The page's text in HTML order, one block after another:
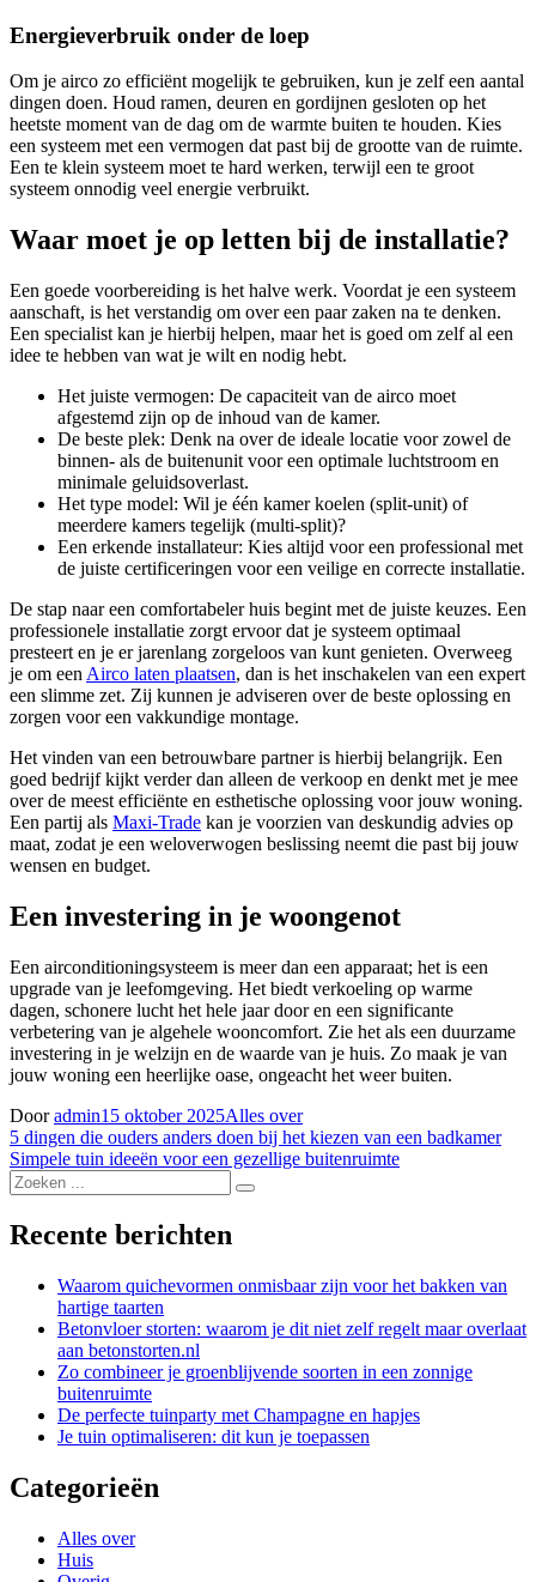
Energieverbruik onder de loep
Om je airco zo efficiënt mogelijk te gebruiken, kun je zelf een aantal
dingen doen. Houd ramen, deuren en gordijnen gesloten op het
heetste moment van de dag om de warmte buiten te houden. Kies
een systeem met een vermogen dat past bij de grootte van de ruimte.
Een te klein systeem moet te hard werken, terwijl een te groot
systeem onnodig veel energie verbruikt.
Waar moet je op letten bij de installatie?
Een goede voorbereiding is het halve werk. Voordat je een systeem
aanschaft, is het verstandig om over een paar zaken na te denken.
Een specialist kan je hierbij helpen, maar het is goed om zelf al een
idee te hebben van wat je wilt en nodig hebt.
Het juiste vermogen: De capaciteit van de airco moet
afgestemd zijn op de inhoud van de kamer.
De beste plek: Denk na over de ideale locatie voor zowel de
binnen- als de buitenunit voor een optimale luchtstroom en
minimale geluidsoverlast.
Het type model: Wil je één kamer koelen (split-unit) of
meerdere kamers tegelijk (multi-split)?
Een erkende installateur: Kies altijd voor een professional met
de juiste certificeringen voor een veilige en correcte installatie.
De stap naar een comfortabeler huis begint met de juiste keuzes. Een
professionele installatie zorgt ervoor dat je systeem optimaal
presteert en je er jarenlang zorgeloos van kunt genieten. Overweeg
je om een Airco laten plaatsen, dan is het inschakelen van een expert
een slimme zet. Zij kunnen je adviseren over de beste oplossing en
zorgen voor een vakkundige montage.
Het vinden van een betrouwbare partner is hierbij belangrijk. Een
goed bedrijf kijkt verder dan alleen de verkoop en denkt met je mee
over de meest efficiënte en esthetische oplossing voor jouw woning.
Een partij als Maxi-Trade kan je voorzien van deskundig advies op
maat, zodat je een weloverwogen beslissing neemt die past bij jouw
wensen en budget.
Een investering in je woongenot
Een airconditioningsysteem is meer dan een apparaat; het is een
upgrade van je leefomgeving. Het biedt verkoeling op warme
dagen, schonere lucht het hele jaar door en een significante
verbetering van je algehele wooncomfort. Zie het als een duurzame
investering in je welzijn en de waarde van je huis. Zo maak je van
jouw woning een heerlijke oase, ongeacht het weer buiten.
Dooradmin15 oktober 2025Alles over
Bericht
navigatie
5 dingen die ouders anders doen bij het kiezen van een badkamer
Simpele tuin ideeën voor een gezellige buitenruimte
Zoek
naar:
Recente berichten
Waarom quichevormen onmisbaar zijn voor het bakken van
hartige taarten
Betonvloer storten: waarom je dit niet zelf regelt maar overlaat
aan betonstorten.nl
Zo combineer je groenblijvende soorten in een zonnige
buitenruimte
De perfecte tuinparty met Champagne en hapjes
Je tuin optimaliseren: dit kun je toepassen
Categorieën
Alles over
Huis